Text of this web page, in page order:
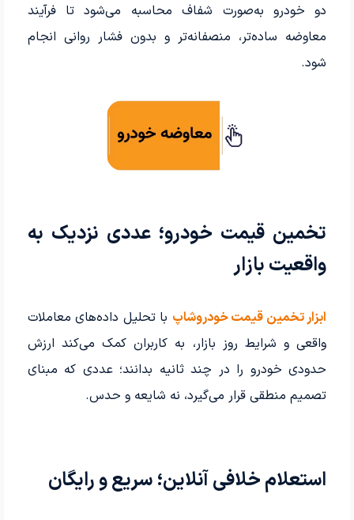
دو خودرو به‌صورت شفاف محاسبه می‌شود تا فرآیند
معاوضه ساده‌تر، منصفانه‌تر و بدون فشار روانی انجام
شود.
تخمین قیمت خودرو؛ عددی نزدیک به
واقعیت بازار
ابزار تخمین قیمت خودروشاپ با تحلیل داده‌های معاملات
واقعی و شرایط روز بازار، به کاربران کمک می‌کند ارزش
حدودی خودرو را در چند ثانیه بدانند؛ عددی که مبنای
تصمیم منطقی قرار می‌گیرد، نه شایعه و حدس.
استعلام خلافی آنلاین؛ سریع و رایگان